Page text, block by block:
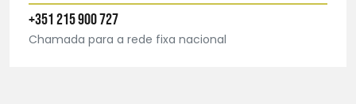
+351 215 900 727
Chamada para a rede fixa nacional